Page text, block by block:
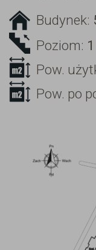
Budynek:
Poziom: 1
Pow.
Pow. po